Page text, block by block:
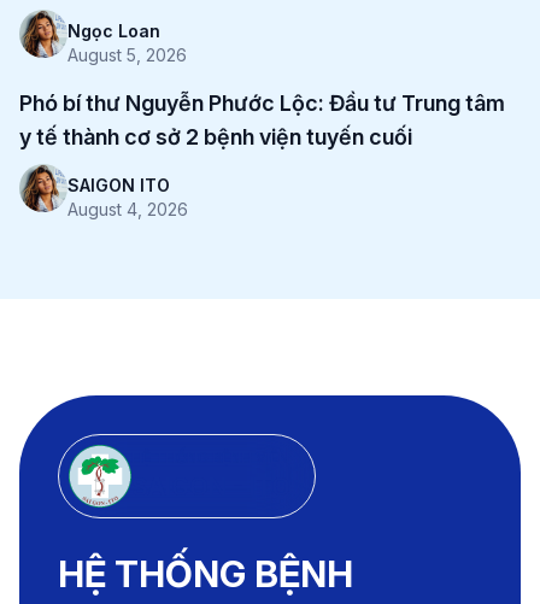
niên N.T.L, sinh năm 2005, ngụ tại Lâm Đồng được đưa
đến Bệnh viện Sài Gòn ITO Phú Nhuận (thuộc Hệ Thống
Bệnh Viện SAIGON-ITO) trong tình trạng đau […]
Ngọc Loan
August 5, 2026
Phó bí thư Nguyễn Phước Lộc: Đầu tư Trung tâm
y tế thành cơ sở 2 bệnh viện tuyến cuối
SAIGON ITO
August 4, 2026
HỆ THỐNG BỆNH